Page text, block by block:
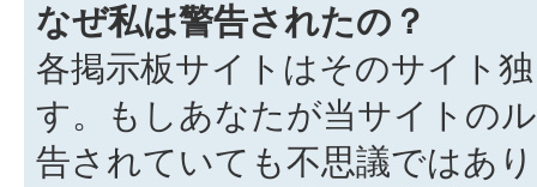
なぜ私は警告されたの？
各掲示板サイトはそのサイト
す。もしあなたが当サイトの
告されていても不思議ではあ